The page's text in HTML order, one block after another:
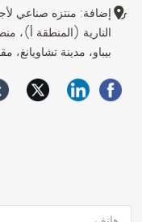
إضافة: منتزه صناعي
النارية (المنطقة أ)،
بيباو، مدينة تشاويانغ،